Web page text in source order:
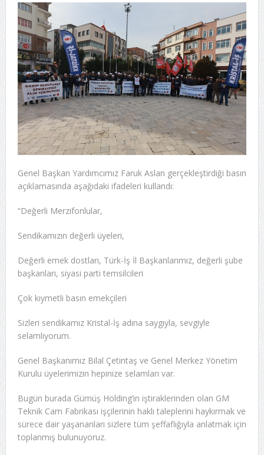
Genel Başkan Yardımcımız Faruk Aslan gerçekleştirdiği basın
açıklamasında aşağıdaki ifadeleri kullandı:
“Değerli Merzifonlular,
Sendikamızın değerli üyeleri,
Değerli emek dostları, Türk-İş İl Başkanlarımız, değerli şube
başkanları, siyasi parti temsilcileri
Çok kıymetli basın emekçileri
Sizleri sendikamız Kristal-İş adına saygıyla, sevgiyle
selamlıyorum.
Genel Başkanımız Bilal Çetintaş ve Genel Merkez Yönetim
Kurulu üyelerimizin hepinize selamları var.
Bugün burada Gümüş Holding’in iştiraklerinden olan GM
Teknik Cam Fabrikası işçilerinin haklı taleplerini haykırmak ve
sürece dair yaşananları sizlere tüm şeffaflığıyla anlatmak için
toplanmış bulunuyoruz.